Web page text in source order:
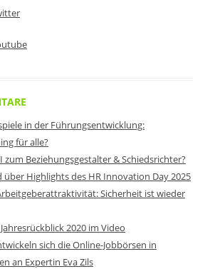
in der Führungsentwicklung:
für alle?
zum Beziehungsgestalter & Schiedsrichter?
über Highlights des HR Innovation Day 2025
Sicherheit ist wieder
2020 im Video
sich die Online-Jobbörsen in
an Expertin Eva Zils